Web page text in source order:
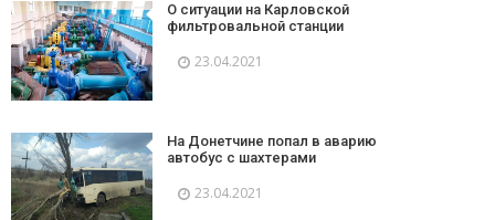
О ситуации на Карловской
фильтровальной станции
23.04.2021
На Донетчине попал в аварию
автобус с шахтерами
23.04.2021